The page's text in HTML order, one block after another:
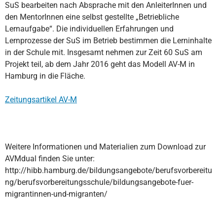
SuS bearbeiten nach Absprache mit den AnleiterInnen und
den MentorInnen eine selbst gestellte „Betriebliche
Lernaufgabe“. Die individuellen Erfahrungen und
Lernprozesse der SuS im Betrieb bestimmen die Lerninhalte
in der Schule mit. Insgesamt nehmen zur Zeit 60 SuS am
Projekt teil, ab dem Jahr 2016 geht das Modell AV-M in
Hamburg in die Fläche.
Zeitungsartikel AV-M
Weitere Informationen und Materialien zum Download zur
AVMdual finden Sie unter:
http://hibb.hamburg.de/bildungsangebote/berufsvorbereitu
ng/berufsvorbereitungsschule/bildungsangebote-fuer-
migrantinnen-und-migranten/